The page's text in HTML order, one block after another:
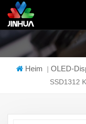
Heim | OLED-
SSD1312